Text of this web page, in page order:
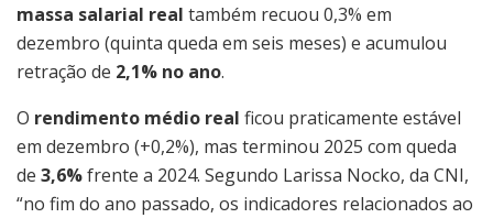
massa salarial real também recuou 0,3% em
dezembro (quinta queda em seis meses) e acumulou
retração de 2,1% no ano.
O rendimento médio real ficou praticamente estável
em dezembro (+0,2%), mas terminou 2025 com queda
de 3,6%frente a 2024. Segundo Larissa Nocko, da CNI,
“no fim do ano passado, os indicadores relacionados ao